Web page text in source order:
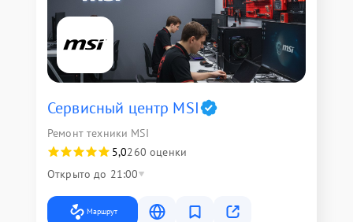
Сервисный центр MSI
Ремонт техники MSI
5,0260 оценки
Открыто до 21:00
Маршрут